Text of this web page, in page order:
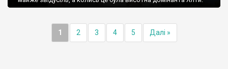
1 2 3 4 5 Далі »